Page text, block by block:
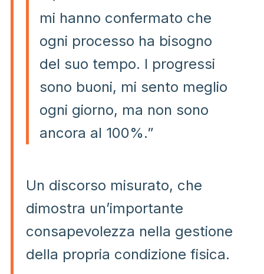
mi hanno confermato che
ogni processo ha bisogno
del suo tempo. I progressi
sono buoni, mi sento meglio
ogni giorno, ma non sono
ancora al 100%.”
Un discorso misurato, che
dimostra un’importante
consapevolezza nella gestione
della propria condizione fisica.